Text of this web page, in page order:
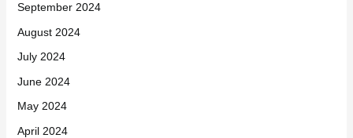
September 2024
August 2024
July 2024
June 2024
May 2024
April 2024